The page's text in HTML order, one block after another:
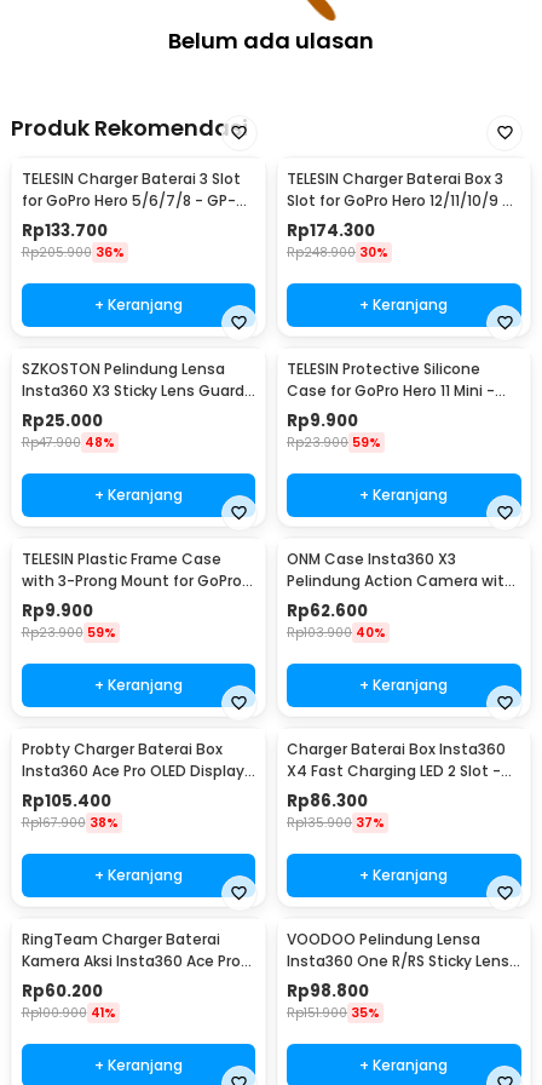
2 x Screen Protector Layar Depan
2 x Cover Lensa
Belum ada ulasan
Produk Rekomendasi
TELESIN Charger Baterai 3 Slot
for GoPro Hero 5/6/7/8 - GP-
BCG-502
Rp133.700
Rp205.900 36%
+ Keranjang
TELESIN Charger Baterai Box 3
Slot for GoPro Hero 12/11/10/9 -
GP-BCG-901
Rp174.300
Rp248.900 30%
+ Keranjang
SZKOSTON Pelindung Lensa
Insta360 X3 Sticky Lens Guard
Protector - SKX3
Rp25.000
Rp47.900 48%
+ Keranjang
TELESIN Protective Silicone
Case for GoPro Hero 11 Mini -
SPS-001
Rp9.900
Rp23.900 59%
+ Keranjang
TELESIN Plastic Frame Case
with 3-Prong Mount for GoPro
HERO11 Mini - FMS-002
Rp9.900
Rp23.900 59%
+ Keranjang
ONM Case Insta360 X3
Pelindung Action Camera with
Lens Cap Protector - ONM-X3
Rp62.600
Rp103.900 40%
+ Keranjang
Probty Charger Baterai Box
Insta360 Ace Pro OLED Display
3 Slot - PRO-001
Rp105.400
Rp167.900 38%
+ Keranjang
Charger Baterai Box Insta360
X4 Fast Charging LED 2 Slot -
CH2-X4-02
Rp86.300
Rp135.900 37%
+ Keranjang
RingTeam Charger Baterai
Kamera Aksi Insta360 Ace Pro
LED 2 Slot - RT-001
Rp60.200
Rp100.900 41%
+ Keranjang
VOODOO Pelindung Lensa
Insta360 One R/RS Sticky Lens
Guard Protector - VD105
Rp98.800
Rp151.900 35%
+ Keranjang